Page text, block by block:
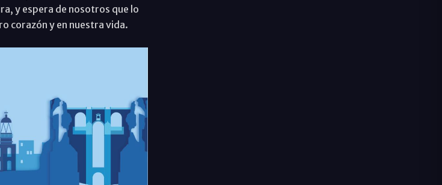
y espera de nosotros que lo
corazón y en nuestra vida.